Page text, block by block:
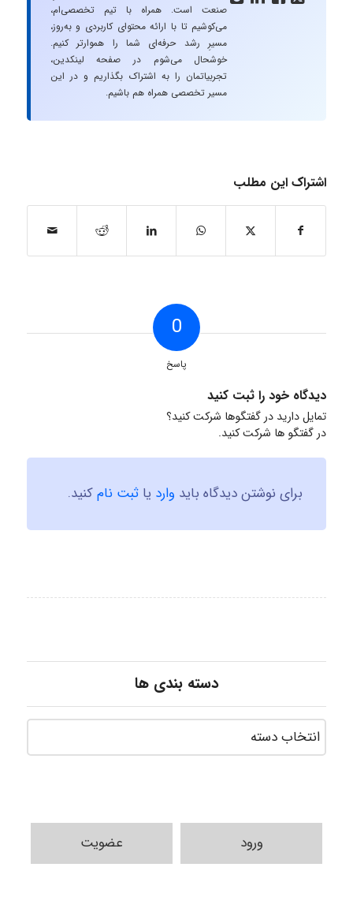
صنعت است. همراه با تیم تخصصی‌ام،
می‌کوشیم تا با ارائه محتوای کاربردی و به‌روز،
مسیرِ رشد حرفه‌ای شما را هموارتر کنیم.
خوشحال می‌شوم در صفحه لینکدین،
تجربیاتمان را به اشتراک بگذاریم و در این
مسیر تخصصی همراه هم باشیم.
اشتراک این مطلب
0
پاسخ
دیدگاه خود را ثبت کنید
تمایل دارید در گفتگوها شرکت کنید؟
در گفتگو ها شرکت کنید.
برای نوشتن دیدگاه باید وارد یا ثبت نامکنید.
دسته بندی ها
ورود عضویت